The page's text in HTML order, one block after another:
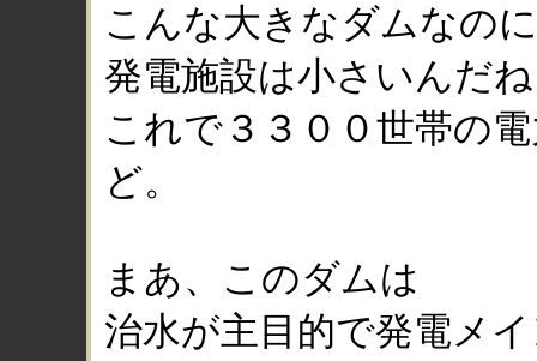
こんな大きなダムなのに
発電施設は小さいんだ
これで３３００世帯の
ど。
まあ、このダムは
治水が主目的で発電メ